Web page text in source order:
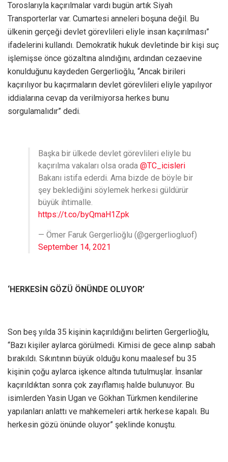
Toroslarıyla kaçırılmalar vardı bugün artık Siyah
Transporterlar var. Cumartesi anneleri boşuna değil. Bu
ülkenin gerçeği devlet görevlileri eliyle insan kaçırılması”
ifadelerini kullandı. Demokratik hukuk devletinde bir kişi suç
işlemişse önce gözaltına alındığını, ardından cezaevine
konulduğunu kaydeden Gergerlioğlu, “Ancak birileri
kaçırılıyor bu kaçırmaların devlet görevlileri eliyle yapılıyor
iddialarına cevap da verilmiyorsa herkes bunu
sorgulamalıdır” dedi.
Başka bir ülkede devlet görevlileri eliyle bu
kaçırılma vakaları olsa orada @TC_icisleri
Bakanı istifa ederdi. Ama bizde de böyle bir
şey beklediğini söylemek herkesi güldürür
büyük ihtimalle.
https://t.co/byQmaH1Zpk
— Ömer Faruk Gergerlioğlu (@gergerliogluof)
September 14, 2021
‘HERKESİN GÖZÜ ÖNÜNDE OLUYOR’
Son beş yılda 35 kişinin kaçırıldığını belirten Gergerlioğlu,
“Bazı kişiler aylarca görülmedi. Kimisi de gece alınıp sabah
bırakıldı. Sıkıntının büyük olduğu konu maalesef bu 35
kişinin çoğu aylarca işkence altında tutulmuşlar. İnsanlar
kaçırıldıktan sonra çok zayıflamış halde bulunuyor. Bu
isimlerden Yasin Ugan ve Gökhan Türkmen kendilerine
yapılanları anlattı ve mahkemeleri artık herkese kapalı. Bu
herkesin gözü önünde oluyor” şeklinde konuştu.